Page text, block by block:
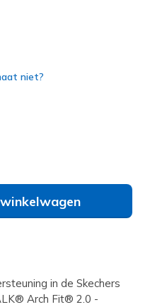
niet?
in de Skechers
Arch Fit® 2.0 -